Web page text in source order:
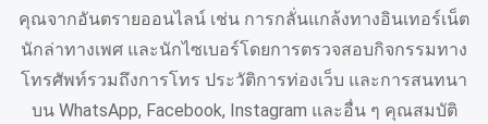
คุณจากอันตรายออนไลน์ เช่น การกลั่นแกล้งทางอินเทอร์เน็ต
นักล่าทางเพศ และนักไซเบอร์โดยการตรวจสอบกิจกรรมทาง
โทรศัพท์รวมถึงการโทร ประวัติการท่องเว็บ และการสนทนา
บน WhatsApp, Facebook, Instagram และอื่น ๆ คุณสมบัติ